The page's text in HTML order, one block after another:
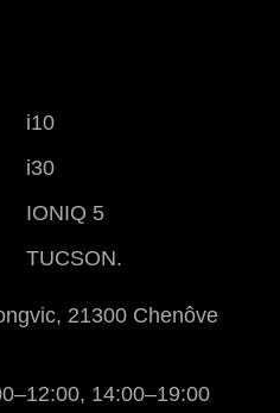
i10
i30
IONIQ 5
TUCSON.
21300 Chenôve
14:00–19:00